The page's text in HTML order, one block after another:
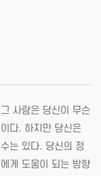
사람은 당신이 무슨
다. 하지만 당신은
는 있다. 당신의 정
게 도움이 되는 방향